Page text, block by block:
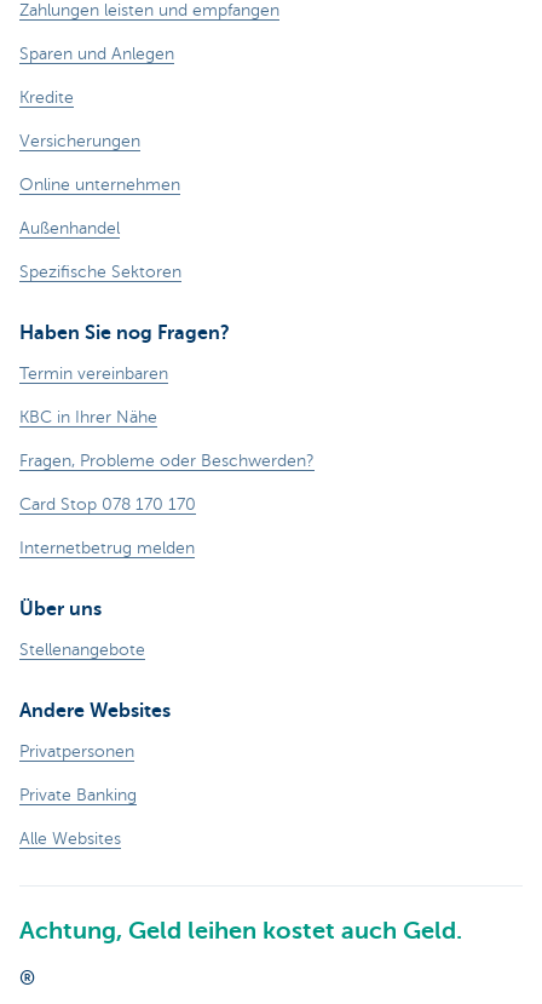
Zahlungen leisten und empfangen
Sparen und Anlegen
Kredite
Versicherungen
Online unternehmen
Außenhandel
Spezifische Sektoren
Haben Sie nog Fragen?
Termin vereinbaren
KBC in Ihrer Nähe
Fragen, Probleme oder Beschwerden?
Card Stop 078 170 170
Internetbetrug melden
Über uns
Stellenangebote
Andere Websites
Privatpersonen
Private Banking
Alle Websites
Achtung, Geld leihen kostet auch Geld.
®